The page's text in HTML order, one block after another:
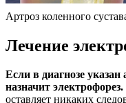
Артроз коленного
Лечение
Если в диагнозе
назначит электрофорез.
оставляет никаких